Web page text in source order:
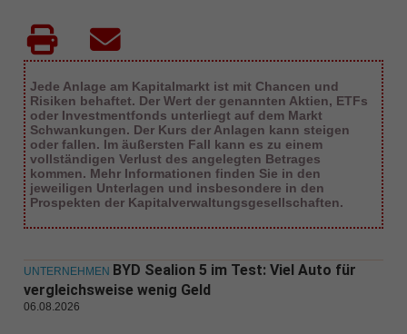
Jede Anlage am Kapitalmarkt ist mit Chancen und
Risiken behaftet. Der Wert der genannten Aktien, ETFs
oder Investmentfonds unterliegt auf dem Markt
Schwankungen. Der Kurs der Anlagen kann steigen
oder fallen. Im äußersten Fall kann es zu einem
vollständigen Verlust des angelegten Betrages
kommen. Mehr Informationen finden Sie in den
jeweiligen Unterlagen und insbesondere in den
Prospekten der Kapitalverwaltungsgesellschaften.
UNTERNEHMEN BYD Sealion 5 im Test: Viel Auto für
vergleichsweise wenig Geld
06.08.2026